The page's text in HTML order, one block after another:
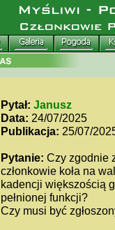
Pytał: Janusz
Data: 24/07/2025
Publikacja: 25/07/
Pytanie: Czy zgodnie
członkowie koła na
kadencji większością
pełnionej funkcji?
Czy musi być